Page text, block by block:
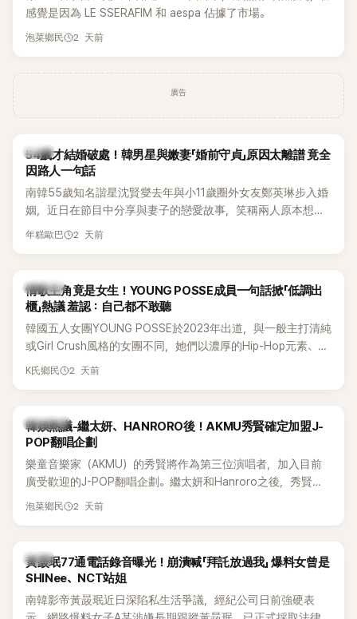
感覺是因為 LE SSERAFIM 和 aespa 佔據了市場。
泡菜鄉民 2 天前
廣告
韓星
54歲才結婚破處！韓男星與嫩妻「婚前守貞」原因太離譜 竟全
因路人一句話
南韓55歲知名諧星沈賢燮去年與小11歲圈外女友鄭英琳步入婚
姻，近日在節目中分享與妻子的戀愛故事，笑稱兩人原本想享
受兩人世界，沒想到站在飯店門口時竟被路人認出，還一路替
年糕歐巴 2 天前
K-POP
情歌主角竟是女生！YOUNG POSSE成員一句話掀「低調出
櫃」熱議 羞認：自己都不敢聽
韓國五人女團YOUNG POSSE於2023年出道，與一般主打清純
或Girl Crush風格的女團不同，她們以濃厚的Hip-Hop元素、自
創Rap及成員親自參與創作為特色，MV也融入美式街頭、塗
為第五代女團中極具辨識度的新生代代表之一。
K氏鄉民 2 天前
熱議討論
韓娛熱議-繼太妍、HANRORO後！AKMU秀賢確定加盟J-
POP翻唱企劃
樂童音樂家（AKMU）的秀賢將作為第三位演唱者，加入目前
廣受歡迎的J-POP翻唱企劃。繼太妍和Hanroro之後，秀賢已
獲選為第三首翻唱歌曲的主唱，並於近期完成錄音。
泡菜鄉民 2 天前
韓星
黃晸珉77通電話錄音曝光！崩潰喊「拜託放過我」 爆料女曾是
SHINee、NCT站姐
南韓影帝黃晸珉近日深陷私生活爭議，經紀公司日前強硬表